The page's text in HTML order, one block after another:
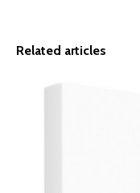
Related articles